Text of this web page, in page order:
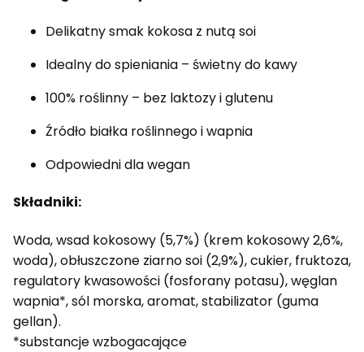
Delikatny smak kokosa z nutą soi
Idealny do spieniania – świetny do kawy
100% roślinny – bez laktozy i glutenu
Źródło białka roślinnego i wapnia
Odpowiedni dla wegan
Składniki:
Woda, wsad kokosowy (5,7%) (krem kokosowy 2,6%,
woda), obłuszczone ziarno soi (2,9%), cukier, fruktoza,
regulatory kwasowości (fosforany potasu), węglan
wapnia*, sól morska, aromat, stabilizator (guma
gellan).
*substancje wzbogacające